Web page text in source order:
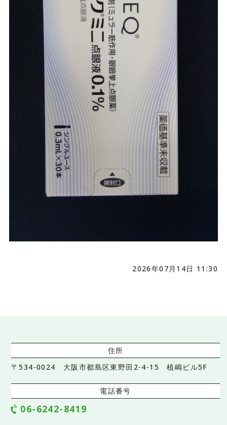
2026年07月14日 11:30
住所
〒534-0024 大阪市都島区東野田2-4-15 植嶋ビル5F
電話番号
06-6242-8419